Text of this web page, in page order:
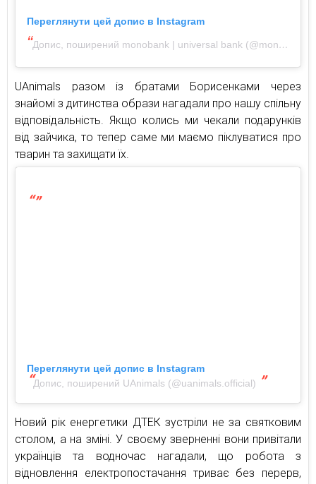
Переглянути цей допис в Instagram
Допис, поширений monobank | universal bank (@monobank.ua)
UAnimals разом із братами Борисенками через
знайомі з дитинства образи нагадали про нашу спільну
відповідальність. Якщо колись ми чекали подарунків
від зайчика, то тепер саме ми маємо піклуватися про
тварин та захищати їх.
Переглянути цей допис в Instagram
Допис, поширений UAnimals (@uanimals.official)
Новий рік енергетики ДТЕК зустріли не за святковим
столом, а на зміні. У своєму зверненні вони привітали
українців та водночас нагадали, що робота з
відновлення електропостачання триває без перерв,